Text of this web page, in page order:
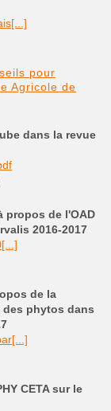
pour
Agricole de
dans la revue
propos de l'OAD
2016-2017
de la
phytos dans
CETA sur le